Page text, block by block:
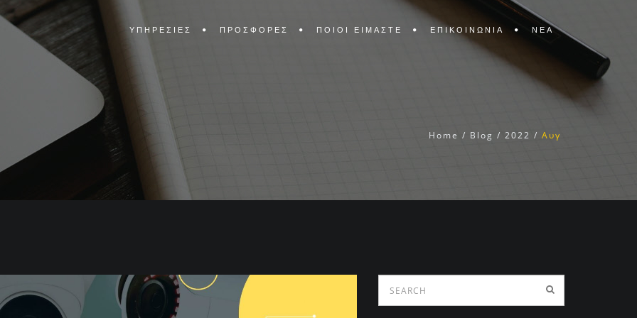
ΥΠΗΡΕΣΙΕΣ ΠΡΟΣΦΟΡΕΣ ΠΟΙΟΙ ΕΙΜΑΣΤΕ ΕΠΙΚΟΙΝΩΝΙΑ ΝΕΑ
Home / Blog / 2022 / Αυγ